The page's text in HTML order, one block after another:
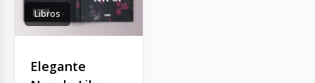
Libros
Elegante